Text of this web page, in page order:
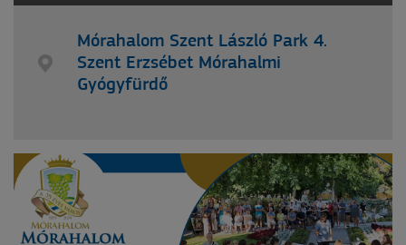
Mórahalom Szent László Park 4.
Szent Erzsébet Mórahalmi
Gyógyfürdő